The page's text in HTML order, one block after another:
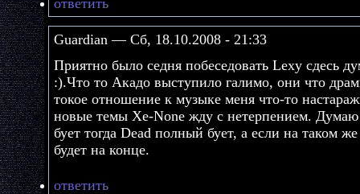
Guardian — Сб, 18.10.2008 - 21:33
Приятно было седня побеседовать Lexy сдесь
:).Что то Акадо выступило галимо, они что
токое отношение к музыке меня что-то
новые темы Xe-None жду с нетерпением.
бует тогда Dead полный бует, а если на таком
будет на конце.
ответить